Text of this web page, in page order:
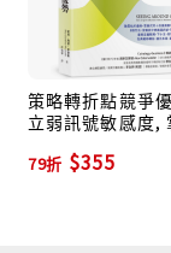
麥奎斯在90年
潮的精實創業
近年她的瞬時
肯定。早在金
呼要改變策略思
策略轉折點競爭
立弱訊號敏感度,
架, 搶先在新的競
79折 $355